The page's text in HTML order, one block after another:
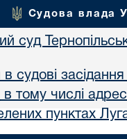
Судова влада
суд
в судові
в тому числі
пунктах